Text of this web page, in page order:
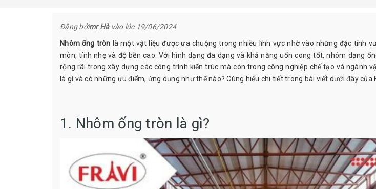
Đăng bởimr Hà vào lúc19/06/2024
Nhôm ống tròn là một vật liệu được ưa chuộng trong nhiều lĩnh vực nhờ vào những đặc tính
mòn, tính nhẹ và độ bền cao. Với hình dạng đa dạng và khả năng uốn cong tốt, nhôm dạng
rộng rãi trong xây dựng các công trình kiến trúc mà còn trong công nghiệp chế tạo và ngành
là gì và có những ưu điểm, ứng dụng như thế nào? Cùng hiểu chi tiết trong bài viết dưới đây của
1. Nhôm ống tròn là gì?